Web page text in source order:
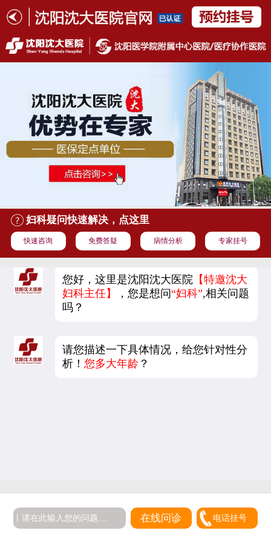
妇科疑问快速解决，点这里
快速咨询 免费答疑 病情分析 专家挂号
您好，这里是沈阳沈大医院 【特邀沈大
妇科主任】
，您是想问“妇科”,相关问题
吗？
请您描述一下具体情况，给您针对性分
析！您多大年龄 ？
在线问诊 电话挂号